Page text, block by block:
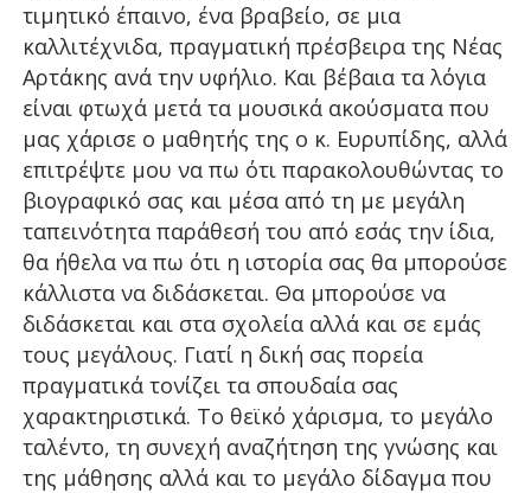
τιμητικό έπαινο, ένα βραβείο, σε μια
καλλιτέχνιδα, πραγματική πρέσβειρα της Νέας
Αρτάκης ανά την υφήλιο. Και βέβαια τα λόγια
είναι φτωχά μετά τα μουσικά ακούσματα που
μας χάρισε ο μαθητής της ο κ. Ευρυπίδης, αλλά
επιτρέψτε μου να πω ότι παρακολουθώντας το
βιογραφικό σας και μέσα από τη με μεγάλη
ταπεινότητα παράθεσή του από εσάς την ίδια,
θα ήθελα να πω ότι η ιστορία σας θα μπορούσε
κάλλιστα να διδάσκεται. Θα μπορούσε να
διδάσκεται και στα σχολεία αλλά και σε εμάς
τους μεγάλους. Γιατί η δική σας πορεία
πραγματικά τονίζει τα σπουδαία σας
χαρακτηριστικά. Το θεϊκό χάρισμα, το μεγάλο
ταλέντο, τη συνεχή αναζήτηση της γνώσης και
της μάθησης αλλά και το μεγάλο δίδαγμα που